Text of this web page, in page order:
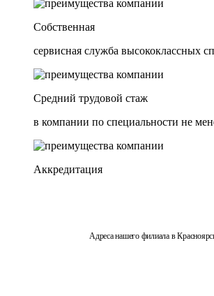
Собственная
сервисная служба высококлассных
Средний трудовой стаж
в компании по специальности не
Аккредитация
Адреса нашего филиала в